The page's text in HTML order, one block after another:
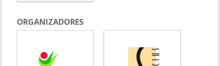
ORGANIZADORES